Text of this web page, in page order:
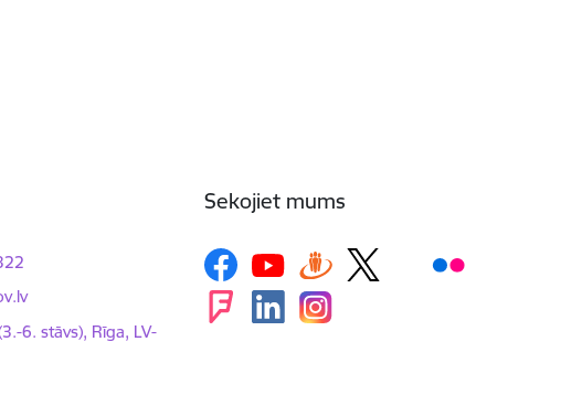
6. stāvs), Rīga, LV-
Sekojiet mums